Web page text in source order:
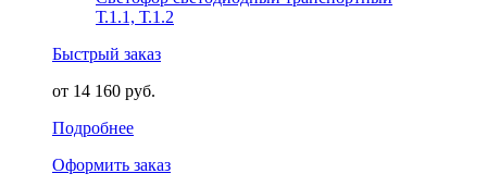
Т.1.1, Т.1.2
Быстрый заказ
от 14 160 руб.
Подробнее
Оформить заказ